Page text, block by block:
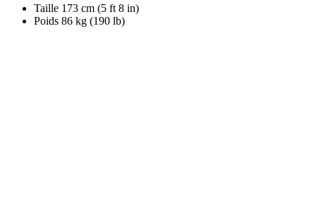
Taille 173 cm (5 ft 8 in)
Poids 86 kg (190 lb)